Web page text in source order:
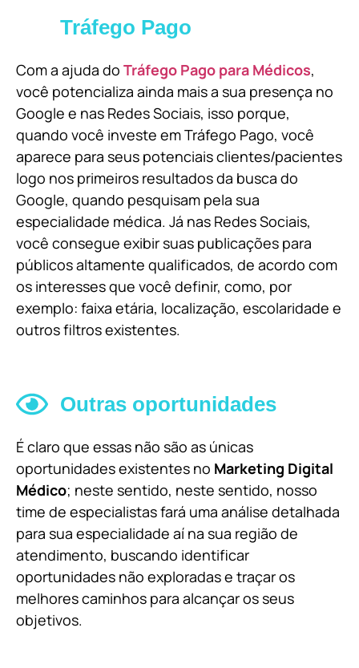
Tráfego Pago
Com a ajuda do Tráfego Pago para Médicos,
você potencializa ainda mais a sua presença no
Google e nas Redes Sociais, isso porque,
quando você investe em Tráfego Pago, você
aparece para seus potenciais clientes/pacientes
logo nos primeiros resultados da busca do
Google, quando pesquisam pela sua
especialidade médica. Já nas Redes Sociais,
você consegue exibir suas publicações para
públicos altamente qualificados, de acordo com
os interesses que você definir, como, por
exemplo: faixa etária, localização, escolaridade e
outros filtros existentes.
Outras oportunidades
É claro que essas não são as únicas
oportunidades existentes no Marketing Digital
Médico; neste sentido, neste sentido, nosso
time de especialistas fará uma análise detalhada
para sua especialidade aí na sua região de
atendimento, buscando identificar
oportunidades não exploradas e traçar os
melhores caminhos para alcançar os seus
objetivos.